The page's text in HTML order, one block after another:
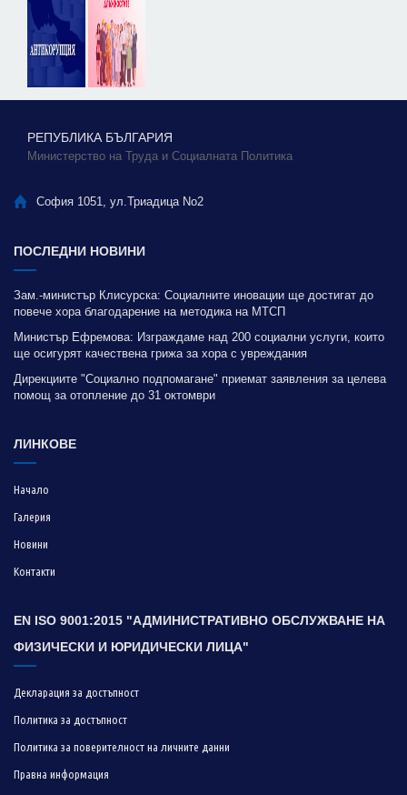
РЕПУБЛИКА БЪЛГАРИЯ
Министерство на Труда и Социалната Политика
София 1051, ул.Триадица No2
ПОСЛЕДНИ НОВИНИ
Зам.-министър Клисурска: Социалните иновации ще достигат до
повече хора благодарение на методика на МТСП
Министър Ефремова: Изграждаме над 200 социални услуги, които
ще осигурят качествена грижа за хора с увреждания
Дирекциите "Социално подпомагане" приемат заявления за целева
помощ за отопление до 31 октомври
ЛИНКОВЕ
Начало
Галерия
Новини
Контакти
EN ISO 9001:2015 "АДМИНИСТРАТИВНО ОБСЛУЖВАНЕ НА
ФИЗИЧЕСКИ И ЮРИДИЧЕСКИ ЛИЦА"
Декларация за достъпност
Политика за достъпност
Политика за поверителност на личните данни
Правна информация